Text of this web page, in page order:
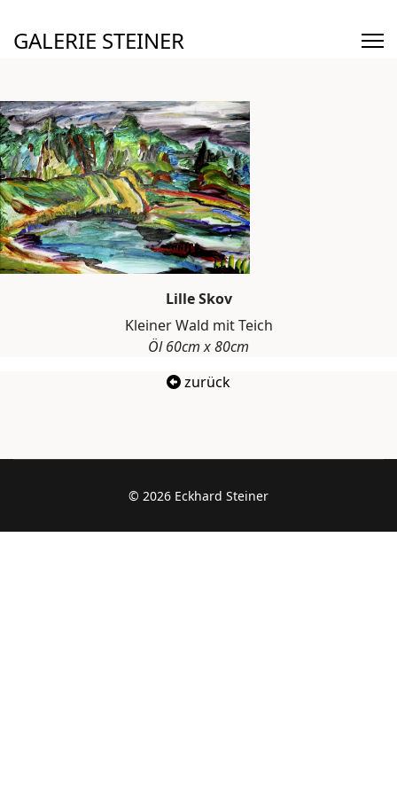
GALERIE STEINER
Lille Skov
Kleiner Wald mit Teich
Öl 60cm x 80cm
zurück
© 2026 Eckhard Steiner